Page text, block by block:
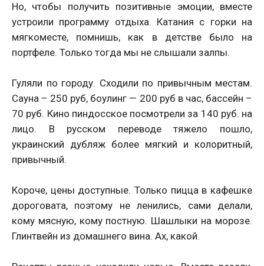
Но, чтобы получить позитивные эмоции, вместе
устроили программу отдыха. Катания с горки на
мягкоместе, помнишь, как в детстве было на
портфеле. Только тогда мы не слышали залпы.
Гуляли по городу. Сходили по привычным местам.
Сауна – 250 руб, боулинг — 200 руб в час, бассейн –
70 руб. Кино пиндосское посмотрели за 140 руб. на
лицо. В русском переводе тяжело пошло,
украинский дубляж более мягкий и колоритный,
привычный.
Короче, цены доступные. Только пицца в кафешке
дороговата, поэтому не ленились, сами делали,
кому мясную, кому постную. Шашлыки на морозе.
Глинтвейн из домашнего вина. Ах, какой.